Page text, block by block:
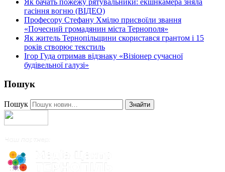
гасіння вогню (ВІДЕО)
Професору Стефану Хмілю присвоїли звання
«Почесний громадянин міста Тернополя»
Як житель Тернопільщини скористався грантом і 15
років створює текстиль
Ігор Гуда отримав відзнаку «Візіонер сучасної
будівельної галузі»
Пошук
Пошук Знайти